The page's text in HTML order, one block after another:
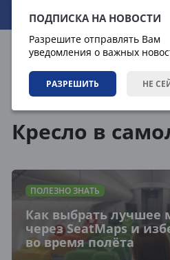
ПОДПИСКА НА НОВОСТИ
Разрешите отправлять Вам
уведомления о важных
РАЗРЕШИТЬ НЕ
08.08.2026 20:52:13
Кресло в
ПОЛЕЗНО ЗНАТЬ
Как выбрать лучшее
через SeatMaps и
во время полёта